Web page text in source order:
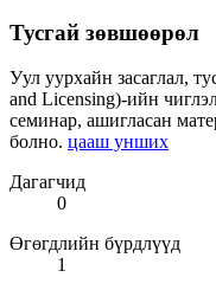
Тусгай зөвшөөрөл
Уул уурхайн засаглал,
and Licensing)-ийн
семинар, ашигласан
болно. цааш унших
Дагагчид
0
Өгөгдлийн бүрдлүүд
1